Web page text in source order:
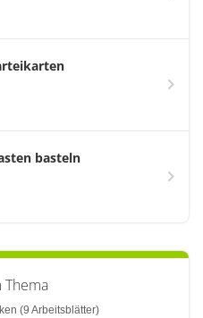
basteln
Thema
(9 Arbeitsblätter)